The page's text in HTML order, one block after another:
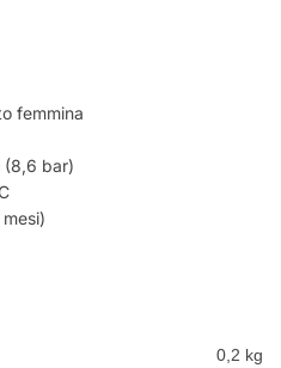
femmina
(8,6 bar)
0,2 kg